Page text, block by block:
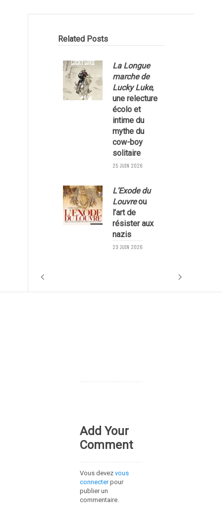
Related Posts
La Longue
marche de
Lucky Luke,
une relecture
écolo et
intime du
mythe du
cow-boy
solitaire
25 JUIN 2026
L’Exode du
Louvreou
l’art de
résister aux
nazis
23 JUIN 2026
Add Your
Comment
Vous devez vous
connecterpour
publier un
commentaire.